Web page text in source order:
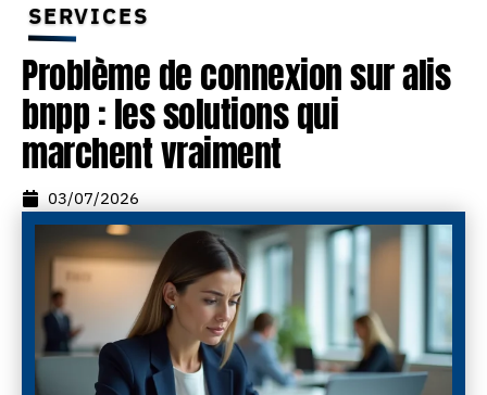
SERVICES
Problème de connexion sur alis
bnpp : les solutions qui
marchent vraiment
03/07/2026